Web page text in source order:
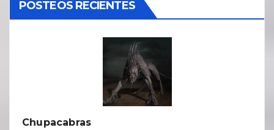
POSTEOS RECIENTES
Chupacabras